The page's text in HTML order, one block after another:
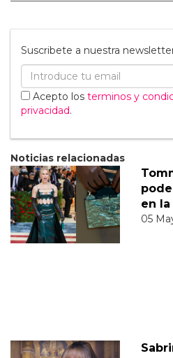
Suscribete a nuestra
Acepto los terminos y
privacidad.
Noticias relacionadas
en
05